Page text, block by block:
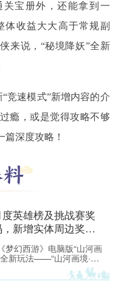
宝册外，还能拿到一
体收益大大高于常规副
来说，“秘境降妖”全新
“竞速模式”新增内容的介
瘾，或是觉得攻略不够
深度攻略！
英雄榜及挑战赛奖
新增实体周边奖
梦幻西游》电脑版“山河画
新玩法——“山河画境·挑
“山河画境·月度英雄榜”已火
为激励三界少侠勇闯画